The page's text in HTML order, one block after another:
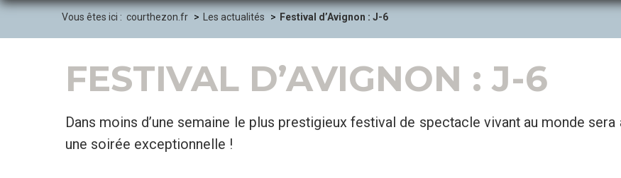
Vous êtes ici : courthezon.fr Les actualités Festival d’Avignon : J-6
FESTIVAL D’AVIGNON : J-6
Dans moins d’une semaine le plus prestigieux festival de spectacle vivant au monde sera
une soirée exceptionnelle !